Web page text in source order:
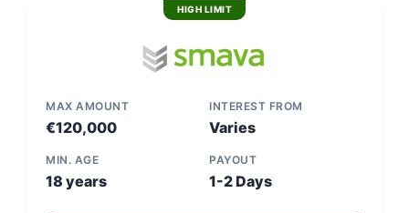
HIGH LIMIT
MAX AMOUNT
€120,000
INTEREST FROM
Varies
MIN. AGE
18 years
PAYOUT
1-2 Days